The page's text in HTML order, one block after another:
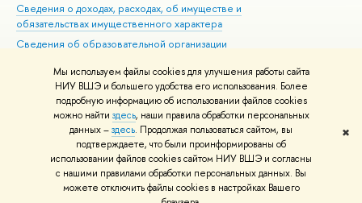
Мы используем файлы cookies для улучшения работы сайта
НИУ ВШЭ и большего удобства его использования. Более
подробную информацию об использовании файлов cookies
можно найти здесь, наши правила обработки персональных
данных –здесь. Продолжая пользоваться сайтом, вы
подтверждаете, что были проинформированы об
использовании файлов cookies сайтом НИУ ВШЭ и согласны
с нашими правилами обработки персональных данных. Вы
можете отключить файлы cookies в настройках Вашего
✖
Сведения о доходах, расходах, об имуществе и
обязательствах имущественного характера
Сведения об образовательной организации
Людям с ограниченными возможностями здоровья
Единая платежная страница
Работа в Вышке
© НИУ ВШЭ 1993–2026 Адреса и контакты Условия использования
материалов Политика конфиденциальности Карта сайта
Шрифты HSE Sans и HSE Slab разработаны вШколе дизайна НИУ ВШЭ